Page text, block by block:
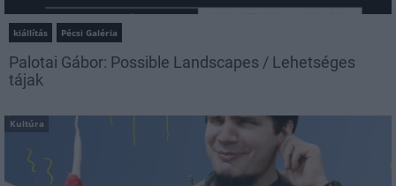
kiállítás Pécsi Galéria
Palotai Gábor: Possible Landscapes / Lehetséges
tájak
Kultúra